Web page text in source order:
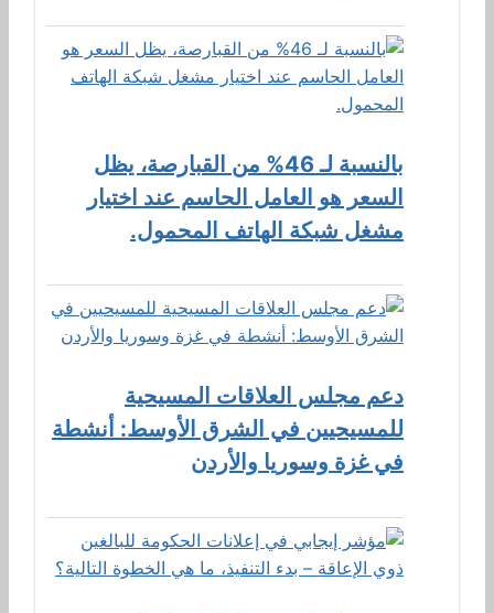
بالنسبة لـ 46% من القبارصة، يظل
السعر هو العامل الحاسم عند اختيار
مشغل شبكة الهاتف المحمول.
دعم مجلس العلاقات المسيحية
للمسيحيين في الشرق الأوسط: أنشطة
في غزة وسوريا والأردن